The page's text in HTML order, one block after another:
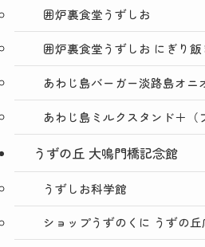
囲炉裏食堂うずしお
囲炉裏食堂うずしお にぎり飯
あわじ島バーガー淡路島オニ
あわじ島ミルクスタンド＋（
うずの丘 大鳴門橋記念館
うずしお科学館
ショップうずのくに うずの丘